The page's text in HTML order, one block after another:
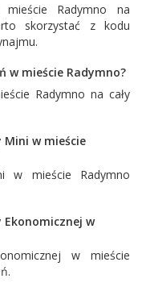
Radymno na
skorzystać z kodu
w mieście Radymno?
Radymno na cały
w mieście
w mieście Radymno
w
w mieście